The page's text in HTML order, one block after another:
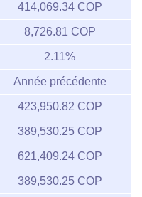
414,069.34 COP
8,726.81 COP
2.11%
Année précédente
423,950.82 COP
389,530.25 COP
621,409.24 COP
389,530.25 COP